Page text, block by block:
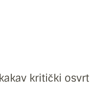
kritički osvrt